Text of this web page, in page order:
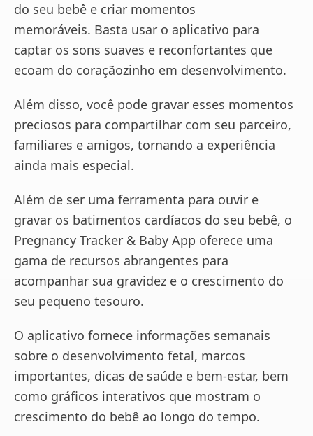
do seu bebê e criar momentos
memoráveis. Basta usar o aplicativo para
captar os sons suaves e reconfortantes que
ecoam do coraçãozinho em desenvolvimento.
Além disso, você pode gravar esses momentos
preciosos para compartilhar com seu parceiro,
familiares e amigos, tornando a experiência
ainda mais especial.
Além de ser uma ferramenta para ouvir e
gravar os batimentos cardíacos do seu bebê, o
Pregnancy Tracker & Baby App oferece uma
gama de recursos abrangentes para
acompanhar sua gravidez e o crescimento do
seu pequeno tesouro.
O aplicativo fornece informações semanais
sobre o desenvolvimento fetal, marcos
importantes, dicas de saúde e bem-estar, bem
como gráficos interativos que mostram o
crescimento do bebê ao longo do tempo.